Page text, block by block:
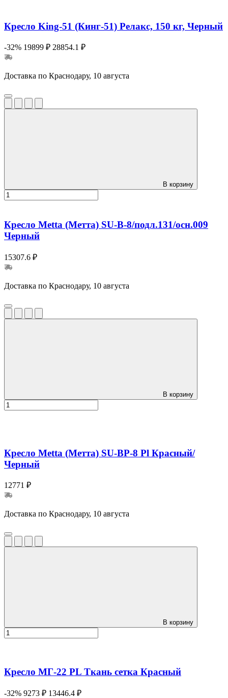
Кресло King-51 (Кинг-51) Релакс, 150 кг, Черный
-32% 19899 ₽ 28854.1 ₽
Доставка по Краснодару, 10 августа
В корзину
Кресло Metta (Метта) SU-B-8/подл.131/осн.009
Черный
15307.6 ₽
Доставка по Краснодару, 10 августа
В корзину
Кресло Metta (Метта) SU-BP-8 Pl Красный/
Черный
12771 ₽
Доставка по Краснодару, 10 августа
В корзину
Кресло МГ-22 PL Ткань сетка Красный
-32% 9273 ₽ 13446.4 ₽